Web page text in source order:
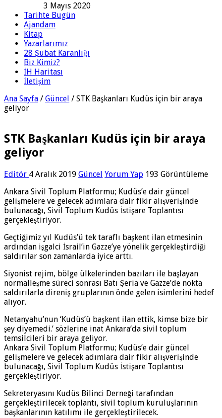
3 Mayıs 2020
Tarihte Bugün
Ajandam
Kitap
Yazarlarımız
28 Şubat Karanlığı
Biz Kimiz?
İH Haritası
İletişim
Ana Sayfa / Güncel / STK Başkanları Kudüs için bir araya
geliyor
STK Başkanları Kudüs için bir araya
geliyor
Editör 4 Aralık 2019 Güncel Yorum Yap 193 Görüntüleme
Ankara Sivil Toplum Platformu; Kudüs’e dair güncel
gelişmelere ve gelecek adımlara dair fikir alışverişinde
bulunacağı, Sivil Toplum Kudüs İstişare Toplantısı
gerçekleştiriyor.
Geçtiğimiz yıl Kudüs’ü tek taraflı başkent ilan etmesinin
ardından işgalci İsrail’in Gazze’ye yönelik gerçekleştirdiği
saldırılar son zamanlarda iyice arttı.
Siyonist rejim, bölge ülkelerinden bazıları ile başlayan
normalleşme süreci sonrası Batı Şeria ve Gazze’de nokta
saldırılarla direniş gruplarının önde gelen isimlerini hedef
alıyor.
Netanyahu’nun ‘Kudüs’ü başkent ilan ettik, kimse bize bir
şey diyemedi.’ sözlerine inat Ankara’da sivil toplum
temsilcileri bir araya geliyor.
Ankara Sivil Toplum Platformu; Kudüs’e dair güncel
gelişmelere ve gelecek adımlara dair fikir alışverişinde
bulunacağı, Sivil Toplum Kudüs İstişare Toplantısı
gerçekleştiriyor.
Sekreteryasını Kudüs Bilinci Derneği tarafından
gerçekleştirilecek toplantı, sivil toplum kuruluşlarının
başkanlarının katılımı ile gerçekleştirilecek.